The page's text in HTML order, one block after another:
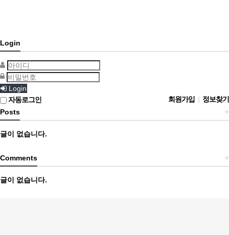
Login
Login
자동로그인
회원가입 | 정보찾기
+
Posts
글이 없습니다.
+
Comments
글이 없습니다.